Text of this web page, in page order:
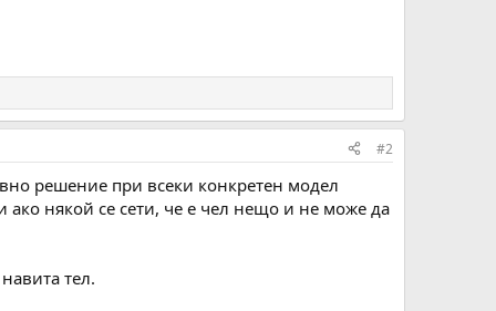
#2
решение при всеки конкретен модел
ако някой се сети, че е чел нещо и не може да
тел.